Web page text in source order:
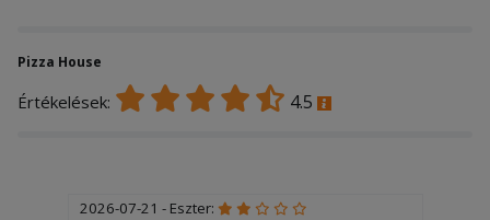
Pizza House
Értékelések: 4.5
2026-07-21 - Eszter: